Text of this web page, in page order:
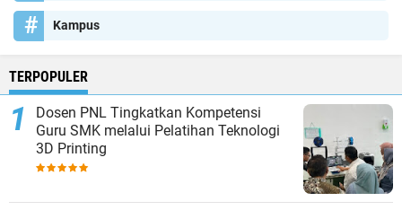
Kampus
TERPOPULER
Dosen PNL Tingkatkan Kompetensi
Guru SMK melalui Pelatihan Teknologi
3D Printing